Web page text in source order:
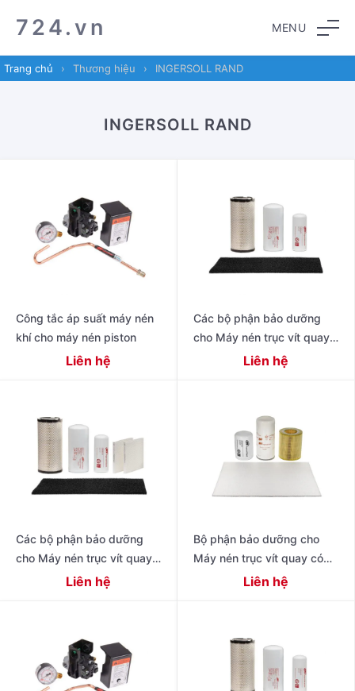
to
navigation
to
content
724.vn MENU
Trang chủ › Thương hiệu › INGERSOLL RAND
INGERSOLL RAND
Công tắc áp suất máy nén
khí cho máy nén piston
Liên hệ
Các bộ phận bảo dưỡng
cho Máy nén trục vít quay
có dầu thế hệ tiếp theo R
Liên hệ
Các bộ phận bảo dưỡng
cho Máy nén trục vít quay
có dầu hiệu suất cao thế hệ
Liên hệ
Bộ phận bảo dưỡng cho
Máy nén trục vít quay có
dầu 4-11 kW Dòng R
Liên hệ